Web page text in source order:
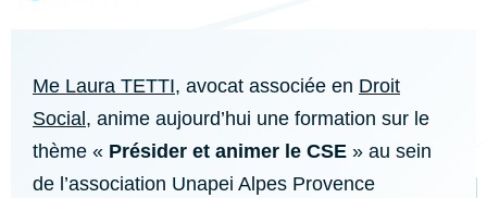
Me Laura TETTI, avocat associée en Droit
Social , anime aujourd’hui une formation sur le
thème « Présider et animer le CSE » au sein
de l’association Unapei Alpes Provence